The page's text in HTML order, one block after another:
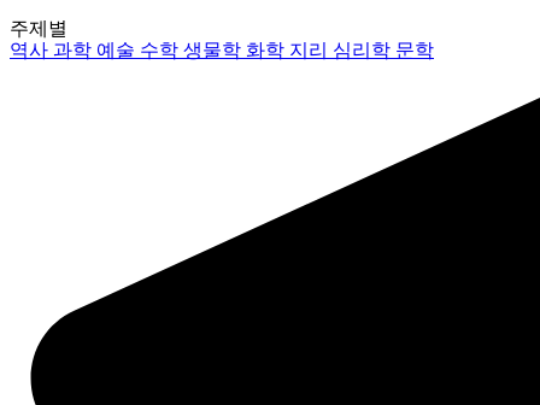
주제별
역사과학 예술 수학생물학 화학 지리 심리학 문학